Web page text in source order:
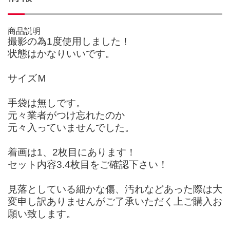
商品説明
撮影の為1度使用しました！
状態はかなりいいです。
サイズＭ
手袋は無しです。
元々業者がつけ忘れたのか
元々入っていませんでした。
着画は1、2枚目にあります！
セット内容3.4枚目をご確認下さい！
見落としている細かな傷、汚れなどあった際は大
変申し訳ありませんがご了承いただく上ご購入お
願い致します。